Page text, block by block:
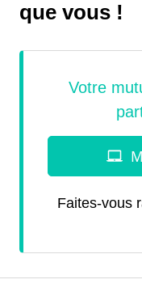
que vous !
Faites-vous